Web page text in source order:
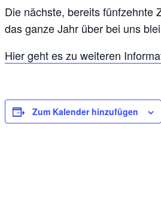
Die nächste, bereits fünfzehnte
das ganze Jahr über bei uns
Hier geht es zu weiteren
Zum Kalender hinzufügen